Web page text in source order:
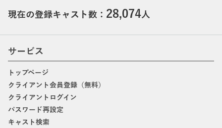
現在の登録キャスト数： 28,074人
サービス
トップページ
クライアント会員登録（無料）
クライアントログイン
パスワード再設定
キャスト検索